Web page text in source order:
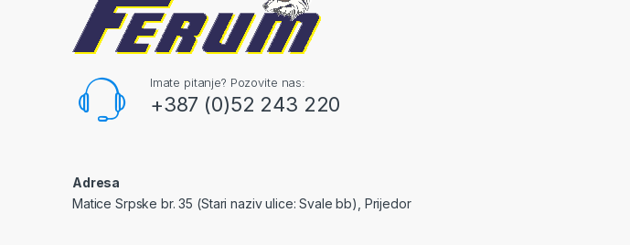
Imate pitanje? Pozovite nas:
+387 (0)52 243 220
Adresa
Matice Srpske br. 35 (Stari naziv ulice: Svale bb), Prijedor